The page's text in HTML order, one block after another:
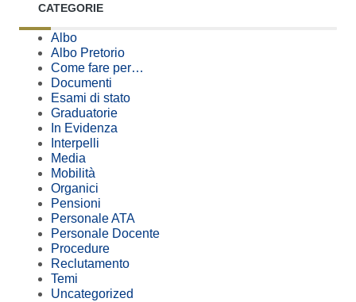
CATEGORIE
Albo
Albo Pretorio
Come fare per…
Documenti
Esami di stato
Graduatorie
In Evidenza
Interpelli
Media
Mobilità
Organici
Pensioni
Personale ATA
Personale Docente
Procedure
Reclutamento
Temi
Uncategorized